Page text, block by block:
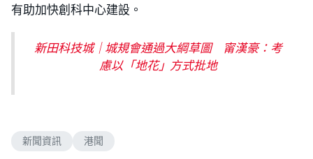
有助加快創科中心建設。
新田科技城｜城規會通過大綱草圖 甯漢豪：考
慮以「地花」方式批地
新聞資訊 港聞